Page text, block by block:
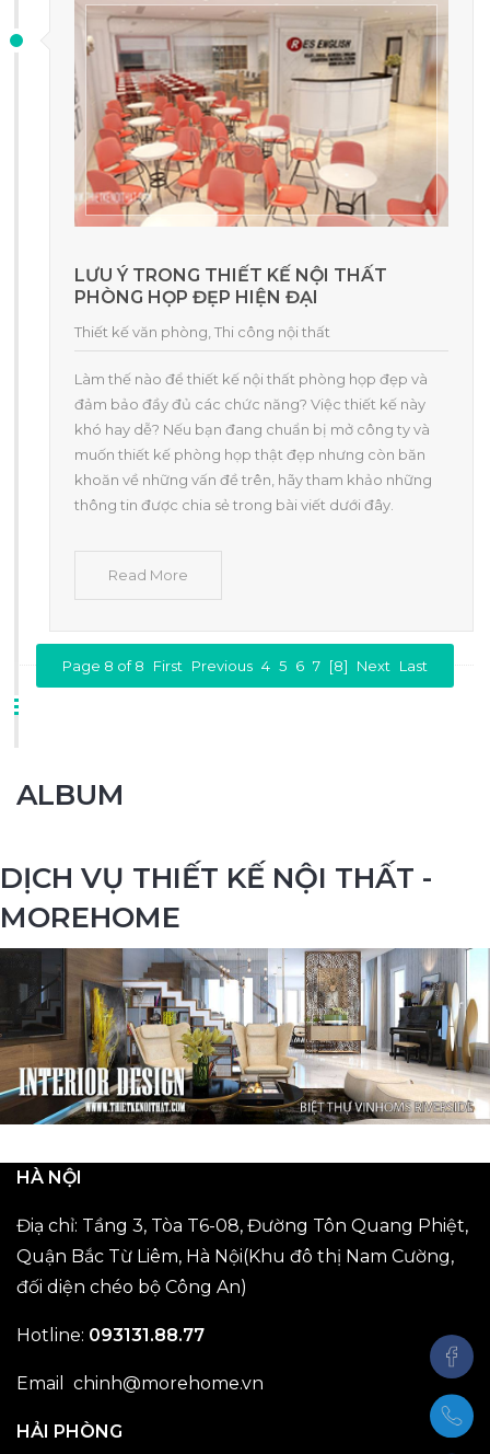
LƯU Ý TRONG THIẾT KẾ NỘI THẤT
PHÒNG HỌP ĐẸP HIỆN ĐẠI
Thiết kế văn phòng,Thi công nội thất
Làm thế nào để thiết kế nội thất phòng họp đẹp và
đảm bảo đầy đủ các chức năng? Việc thiết kế này
khó hay dễ? Nếu bạn đang chuẩn bị mở công ty và
muốn thiết kế phòng họp thật đẹp nhưng còn băn
khoăn về những vấn đề trên, hãy tham khảo những
thông tin được chia sẻ trong bài viết dưới đây.
Read More
Page 8 of 8 First Previous 4 5 6 7 [8] Next Last
ALBUM
DỊCH VỤ THIẾT KẾ NỘI THẤT -
MOREHOME
HÀ NỘI
Điạ chỉ: Tầng 3, Tòa T6-08, Đường Tôn Quang Phiệt,
Quận Bắc Từ Liêm, Hà Nội(Khu đô thị Nam Cường,
đối diện chéo bộ Công An)
Hotline: 093131.88.77
Email chinh@morehome.vn
HẢI PHÒNG